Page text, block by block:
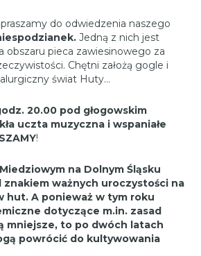
do odwiedzenia naszego
Jedną z nich jest
obszaru pieca zawiesinowego za
Chętni założą gogle i
świat Huty…
20.00 pod głogowskim
uczta muzyczna i wspaniałe
!
na Dolnym Śląsku
znakiem ważnych uroczystości na
hut. A ponieważ w tym roku
dotyczące m.in. zasad
mniejsze, to po dwóch latach
powrócić do kultywowania